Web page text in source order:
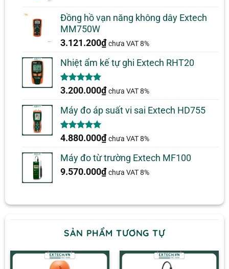
Đồng hồ vạn năng không dây Extech
MM750W
3.121.200₫ chưa VAT 8%
Nhiệt ẩm kế tự ghi Extech RHT20
5.00trên 5
2
đánh giá
3.200.000₫ chưa VAT 8%
Máy đo áp suất vi sai Extech HD755
5.00trên 5
1
đánh giá
4.880.000₫ chưa VAT 8%
Máy đo từ trường Extech MF100
9.570.000₫ chưa VAT 8%
SẢN PHẨM TƯƠNG TỰ